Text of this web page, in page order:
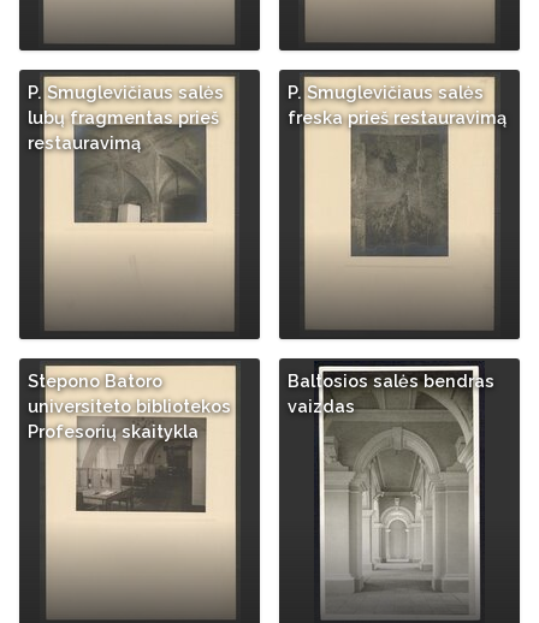
P. Smuglevičiaus salės
lubų fragmentas prieš
restauravimą
P. Smuglevičiaus salės
freska prieš restauravimą
Stepono Batoro
universiteto bibliotekos
Profesorių skaitykla
Baltosios salės bendras
vaizdas